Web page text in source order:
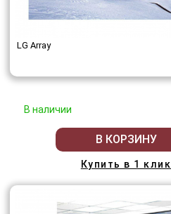
LG Array
В наличии
В КОРЗИНУ
Купить в 1 клик